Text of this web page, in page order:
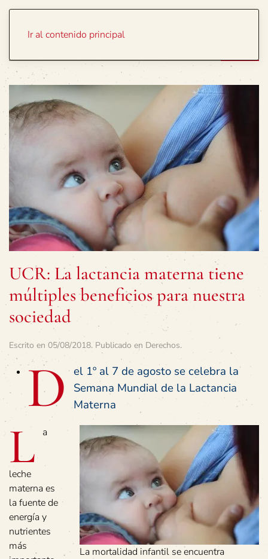
Ir al contenido principal
UCR: La lactancia materna tiene
múltiples beneficios para nuestra
sociedad
Escrito en 05/08/2018. Publicado en Derechos.
D
el 1º al 7 de agosto se celebra la
Semana Mundial de la Lactancia
Materna
La mortalidad infantil se encuentra
L a
leche
materna es
la fuente de
energía y
nutrientes
más